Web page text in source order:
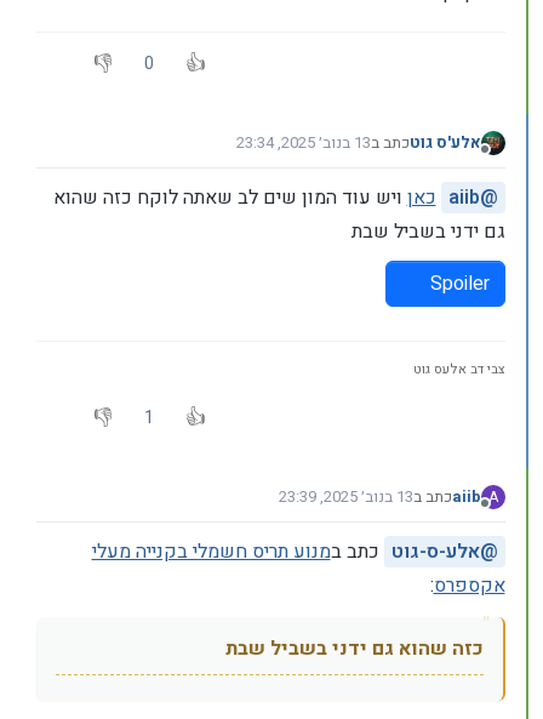
0
מנותק
אלע'ס גוטכתב ב13 בנוב׳ 2025, 23:34
נערך לאחרונה על ידי
@
aiib כאןויש עוד המון שים לב שאתה לוקח כזה שהוא
גם ידני בשביל שבת
Spoiler
צבי דב אלעס גוט
1
A
מנותק
aiibכתב ב13 בנוב׳ 2025, 23:39
נערך לאחרונה על ידי
@אלע-ס-גוט כתב במנוע תריס חשמלי בקנייה מעלי
אקספרס:
כזה שהוא גם ידני בשביל שבת